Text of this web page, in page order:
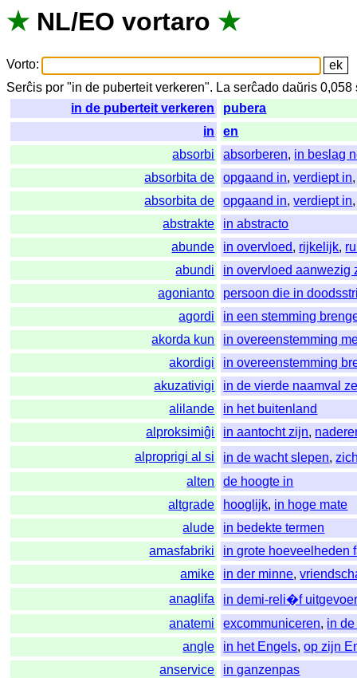
★ NL/EO vortaro ★
Vorto:
Serĉis por "in de puberteit verkeren". La serĉado daŭris 0,058
in de puberteit verkeren
pubera
in
en
absorbi
absorberen, in beslag
absorbita de
opgaand in,verdiept in
absorbita de
opgaand in,verdiept in
abstrakte
in abstracto
abunde
in overvloed, rijkelijk,
abundi
in overvloed aanwezig
agonianto
persoon die in
agordi
in een stemming
akorda kun
in overeenstemming
akordigi
in overeenstemming
akuzativigi
in de vierde naamval
alilande
in het buitenland
alproksimiĝi
in aantocht zijn,
alproprigi al si
in de wacht slepen,
alten
de hoogte in
altgrade
hooglijk, in hoge mate
alude
in bedekte termen
amasfabriki
in grote hoeveelheden
amike
in der minne,
anaglifa
in demi-reli�f
anatemi
excommuniceren, in
angle
in het Engels,op zijn
anservice
in ganzenpas